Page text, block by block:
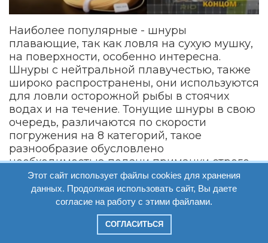
Наиболее популярные - шнуры
плавающие, так как ловля на сухую мушку,
на поверхности, особенно интересна.
Шнуры с нейтральной плавучестью, также
широко распространены, они используются
для ловли осторожной рыбы в стоячих
водах и на течение. Тонущие шнуры в свою
очередь, различаются по скорости
погружения на 8 категорий, такое
разнообразие обусловлено
необходимостью подачи приманки строго
на определенной глубине.
Со временем пластик шнура приходит в
негодность, на нем появляются
микротрещины, бывают трещины и даже
разрывы, куда начинает попадать вода и
Этот сайт использует файлы cookies для хранения
данных. Продолжая использовать сайт, Вы даете
согласие на работу с этими файлами.
СОГЛАСИТЬСЯ